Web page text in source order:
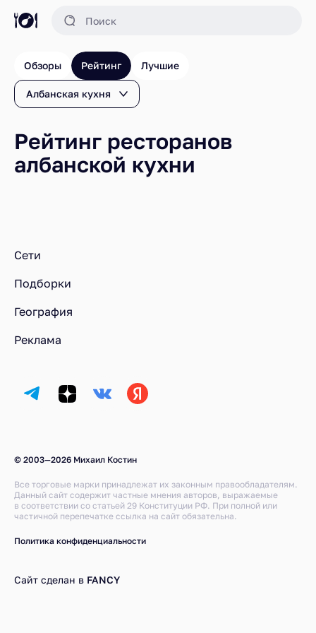
Обзоры Рейтинг Лучшие
Албанская кухня
Рейтинг ресторанов
албанской кухни
© 2003—2026 Михаил Костин
Все торговые марки принадлежат их законным правообладателям.
Данный сайт содержит частные мнения авторов, выражаемые
в соответствии со статьей 29 Конституции РФ. При полной или
частичной перепечатке ссылка на сайт обязательна.
Политика конфиденциальности
Сети
Подборки
География
Реклама
Сайт сделан в FANCY